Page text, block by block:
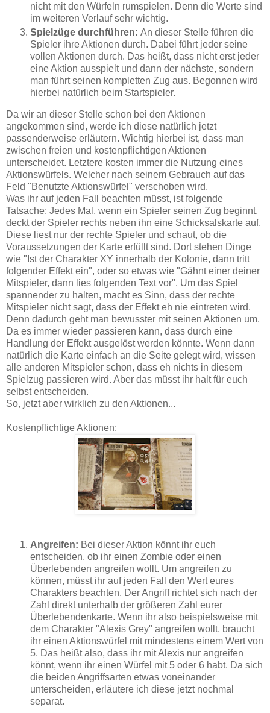
nicht mit den Würfeln rumspielen. Denn die Werte sind
im weiteren Verlauf sehr wichtig.
Spielzüge durchführen: An dieser Stelle führen die
Spieler ihre Aktionen durch. Dabei führt jeder seine
vollen Aktionen durch. Das heißt, dass nicht erst jeder
eine Aktion ausspielt und dann der nächste, sondern
man führt seinen kompletten Zug aus. Begonnen wird
hierbei natürlich beim Startspieler.
Da wir an dieser Stelle schon bei den Aktionen
angekommen sind, werde ich diese natürlich jetzt
passenderweise erläutern. Wichtig hierbei ist, dass man
zwischen freien und kostenpflichtigen Aktionen
unterscheidet. Letztere kosten immer die Nutzung eines
Aktionswürfels. Welcher nach seinem Gebrauch auf das
Feld "Benutzte Aktionswürfel" verschoben wird.
Was ihr auf jeden Fall beachten müsst, ist folgende
Tatsache: Jedes Mal, wenn ein Spieler seinen Zug beginnt,
deckt der Spieler rechts neben ihn eine Schicksalskarte auf.
Diese liest nur der rechte Spieler und schaut, ob die
Voraussetzungen der Karte erfüllt sind. Dort stehen Dinge
wie "Ist der Charakter XY innerhalb der Kolonie, dann tritt
folgender Effekt ein", oder so etwas wie "Gähnt einer deiner
Mitspieler, dann lies folgenden Text vor". Um das Spiel
spannender zu halten, macht es Sinn, dass der rechte
Mitspieler nicht sagt, dass der Effekt eh nie eintreten wird.
Denn dadurch geht man bewusster mit seinen Aktionen um.
Da es immer wieder passieren kann, dass durch eine
Handlung der Effekt ausgelöst werden könnte. Wenn dann
natürlich die Karte einfach an die Seite gelegt wird, wissen
alle anderen Mitspieler schon, dass eh nichts in diesem
Spielzug passieren wird. Aber das müsst ihr halt für euch
selbst entscheiden.
So, jetzt aber wirklich zu den Aktionen...
Kostenpflichtige Aktionen:
Angreifen: Bei dieser Aktion könnt ihr euch
entscheiden, ob ihr einen Zombie oder einen
Überlebenden angreifen wollt. Um angreifen zu
können, müsst ihr auf jeden Fall den Wert eures
Charakters beachten. Der Angriff richtet sich nach der
Zahl direkt unterhalb der größeren Zahl eurer
Überlebendenkarte. Wenn ihr also beispielsweise mit
dem Charakter "Alexis Grey" angreifen wollt, braucht
ihr einen Aktionswürfel mit mindestens einem Wert von
5. Das heißt also, dass ihr mit Alexis nur angreifen
könnt, wenn ihr einen Würfel mit 5 oder 6 habt. Da sich
die beiden Angriffsarten etwas voneinander
unterscheiden, erläutere ich diese jetzt nochmal
separat.